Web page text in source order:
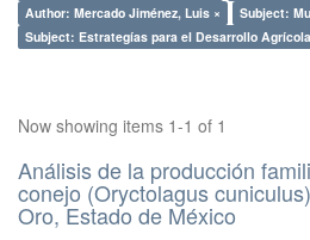
Author: Mercado Jiménez, Luis ×
Subject:
Subject: Estrategías para el Desarrollo
Now showing items 1-1 of 1
Análisis de la producción
conejo (Oryctolagus
Oro, Estado de México